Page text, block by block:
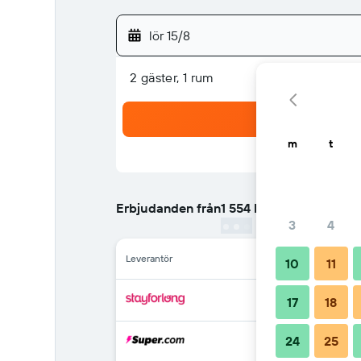
lör 15/8
2 gäster, 1 rum
Erbjudanden från1 554 kr
Leverantör
m t
3 4
10 11
17 18
24 25